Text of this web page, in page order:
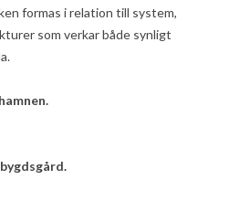
formas i relation till system,
som verkar både synligt